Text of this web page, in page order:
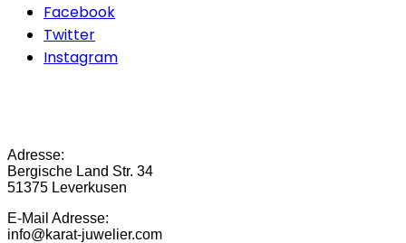
Facebook
Twitter
Instagram
Adresse:
Bergische Land Str. 34
51375 Leverkusen
E-Mail Adresse:
info@karat-juwelier.com